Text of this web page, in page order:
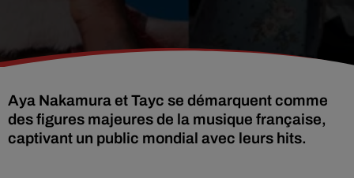
Aya Nakamura et Tayc se démarquent comme
des figures majeures de la musique française,
captivant un public mondial avec leurs hits.